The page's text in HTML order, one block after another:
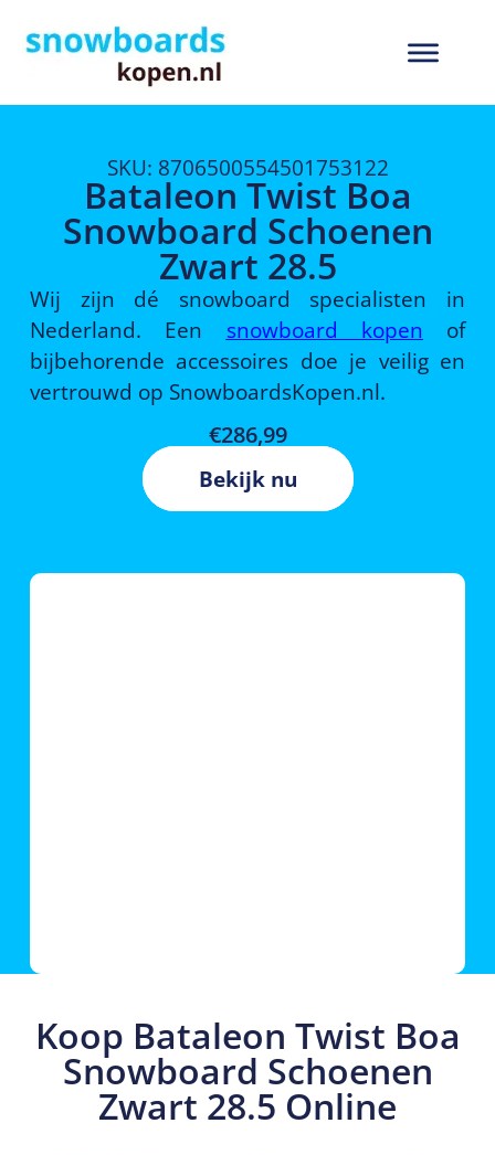
SKU: 8706500554501753122
Bataleon Twist Boa
Snowboard Schoenen
Zwart 28.5
Wij zijn dé snowboard specialisten in
Nederland. Een snowboard kopen of
bijbehorende accessoires doe je veilig en
vertrouwd op SnowboardsKopen.nl.
€286,99
Bekijk nu
Koop Bataleon Twist Boa
Snowboard Schoenen
Zwart 28.5 Online